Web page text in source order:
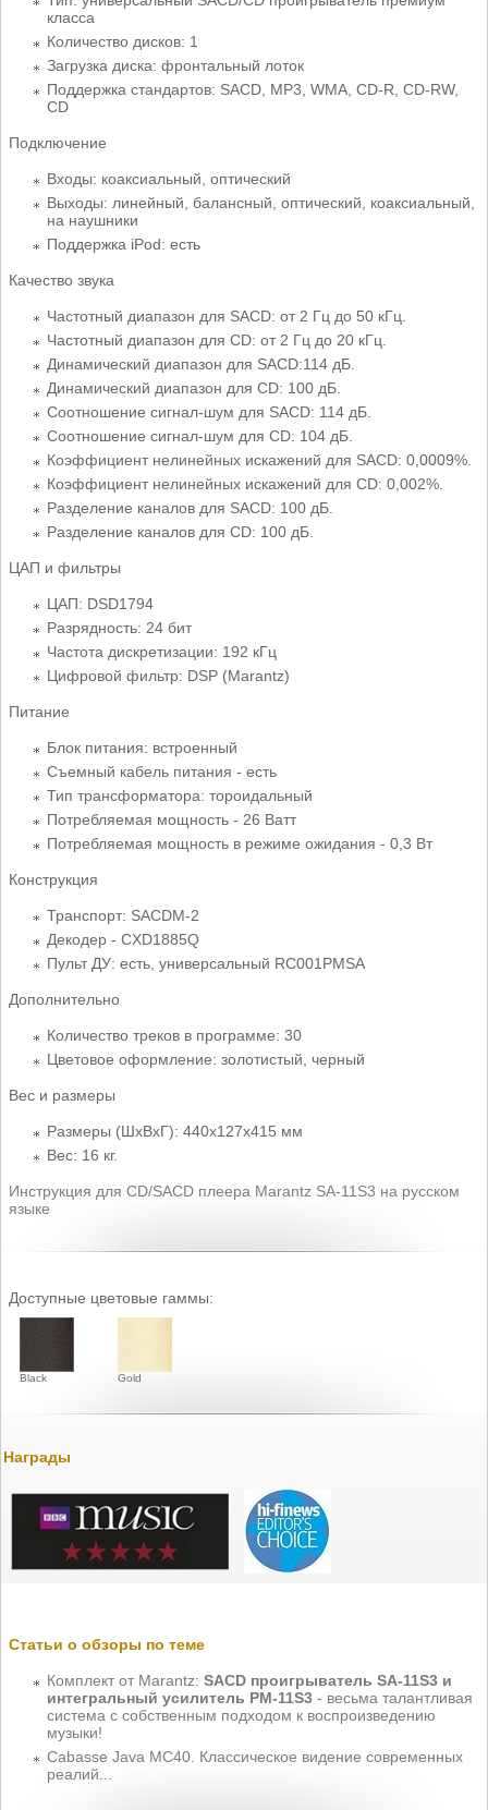
класса
Количество дисков: 1
Загрузка диска: фронтальный лоток
Поддержка стандартов: SACD, MP3, WMA, CD-R, CD-RW,
CD
Подключение
Входы: коаксиальный, оптический
Выходы: линейный, балансный, оптический, коаксиальный,
на наушники
Поддержка iPod: есть
Качество звука
Частотный диапазон для SACD: от 2 Гц до 50 кГц.
Частотный диапазон для CD: от 2 Гц до 20 кГц.
Динамический диапазон для SACD:114 дБ.
Динамический диапазон для CD: 100 дБ.
Соотношение сигнал-шум для SACD: 114 дБ.
Соотношение сигнал-шум для CD: 104 дБ.
Коэффициент нелинейных искажений для SACD: 0,0009%.
Коэффициент нелинейных искажений для CD: 0,002%.
Разделение каналов для SACD: 100 дБ.
Разделение каналов для CD: 100 дБ.
ЦАП и фильтры
ЦАП: DSD1794
Разрядность: 24 бит
Частота дискретизации: 192 кГц
Цифровой фильтр: DSP (Marantz)
Питание
Блок питания: встроенный
Съемный кабель питания - есть
Тип трансформатора: тороидальный
Потребляемая мощность - 26 Ватт
Потребляемая мощность в режиме ожидания - 0,3 Вт
Конструкция
Транспорт: SACDM-2
Декодер - CXD1885Q
Пульт ДУ: есть, универсальный RC001PMSA
Дополнительно
Количество треков в программе: 30
Цветовое оформление: золотистый, черный
Вес и размеры
Размеры (ШхВхГ): 440x127x415 мм
Вес: 16 кг.
Инструкция для CD/SACD плеера Marantz SA-11S3 на русском
языке
Доступные цветовые гаммы:
Black Gold
Награды
Статьи о обзоры по теме
Комплект от Marantz: SACD проигрыватель SA-11S3 и
интегральный усилитель PM-11S3 - весьма талантливая
система с собственным подходом к воспроизведению
музыки!
Cabasse Java MC40. Классическое видение современных
реалий...